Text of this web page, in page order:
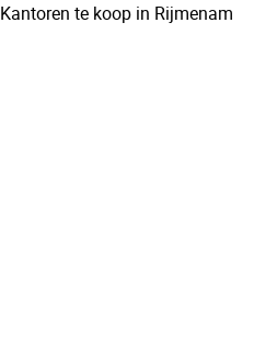
Kantoren te koop in Rijmenam